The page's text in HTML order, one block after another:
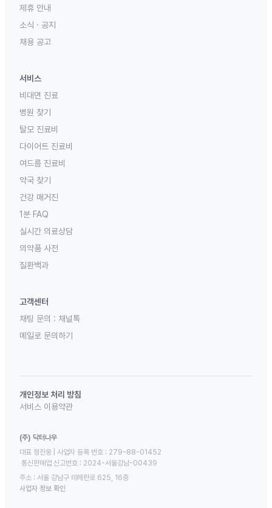
제휴 안내
소식 · 공지
채용 공고
서비스
비대면 진료
병원 찾기
탈모 진료비
다이어트 진료비
여드름 진료비
약국 찾기
건강 매거진
1분 FAQ
실시간 의료상담
의약품 사전
질환백과
고객센터
채팅 문의 : 채널톡
메일로 문의하기
개인정보 처리 방침
서비스 이용약관
(주) 닥터나우
대표 정진웅 | 사업자 등록 번호 : 279-88-01452
통신판매업 신고번호 : 2024-서울강남-00439
주소 : 서울 강남구 테헤란로 625, 16층
사업자 정보 확인